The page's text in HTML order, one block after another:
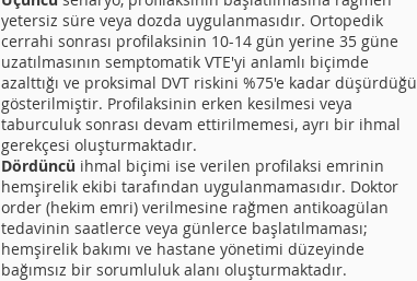
yetersiz süre veya dozda uygulanmasıdır. Ortopedik
cerrahi sonrası profilaksinin 10-14 gün yerine 35 güne
uzatılmasının semptomatik VTE'yi anlamlı biçimde
azalttığı ve proksimal DVT riskini %75'e kadar düşürdüğü
gösterilmiştir. Profilaksinin erken kesilmesi veya
taburculuk sonrası devam ettirilmemesi, ayrı bir ihmal
gerekçesi oluşturmaktadır.
Dördüncü ihmal biçimi ise verilen profilaksi emrinin
hemşirelik ekibi tarafından uygulanmamasıdır. Doktor
order (hekim emri) verilmesine rağmen antikoagülan
tedavinin saatlerce veya günlerce başlatılmaması;
hemşirelik bakımı ve hastane yönetimi düzeyinde
bağımsız bir sorumluluk alanı oluşturmaktadır.